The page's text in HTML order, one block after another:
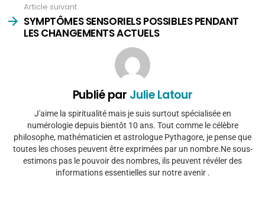
Article suivant
SYMPTÔMES SENSORIELS POSSIBLES PENDANT
LES CHANGEMENTS ACTUELS
Publié par Julie Latour
J'aime la spiritualité mais je suis surtout spécialisée en
numérologie depuis bientôt 10 ans. Tout comme le célèbre
philosophe, mathématicien et astrologue Pythagore, je pense que
toutes les choses peuvent être exprimées par un nombre.Ne sous-
estimons pas le pouvoir des nombres, ils peuvent révéler des
informations essentielles sur notre avenir .